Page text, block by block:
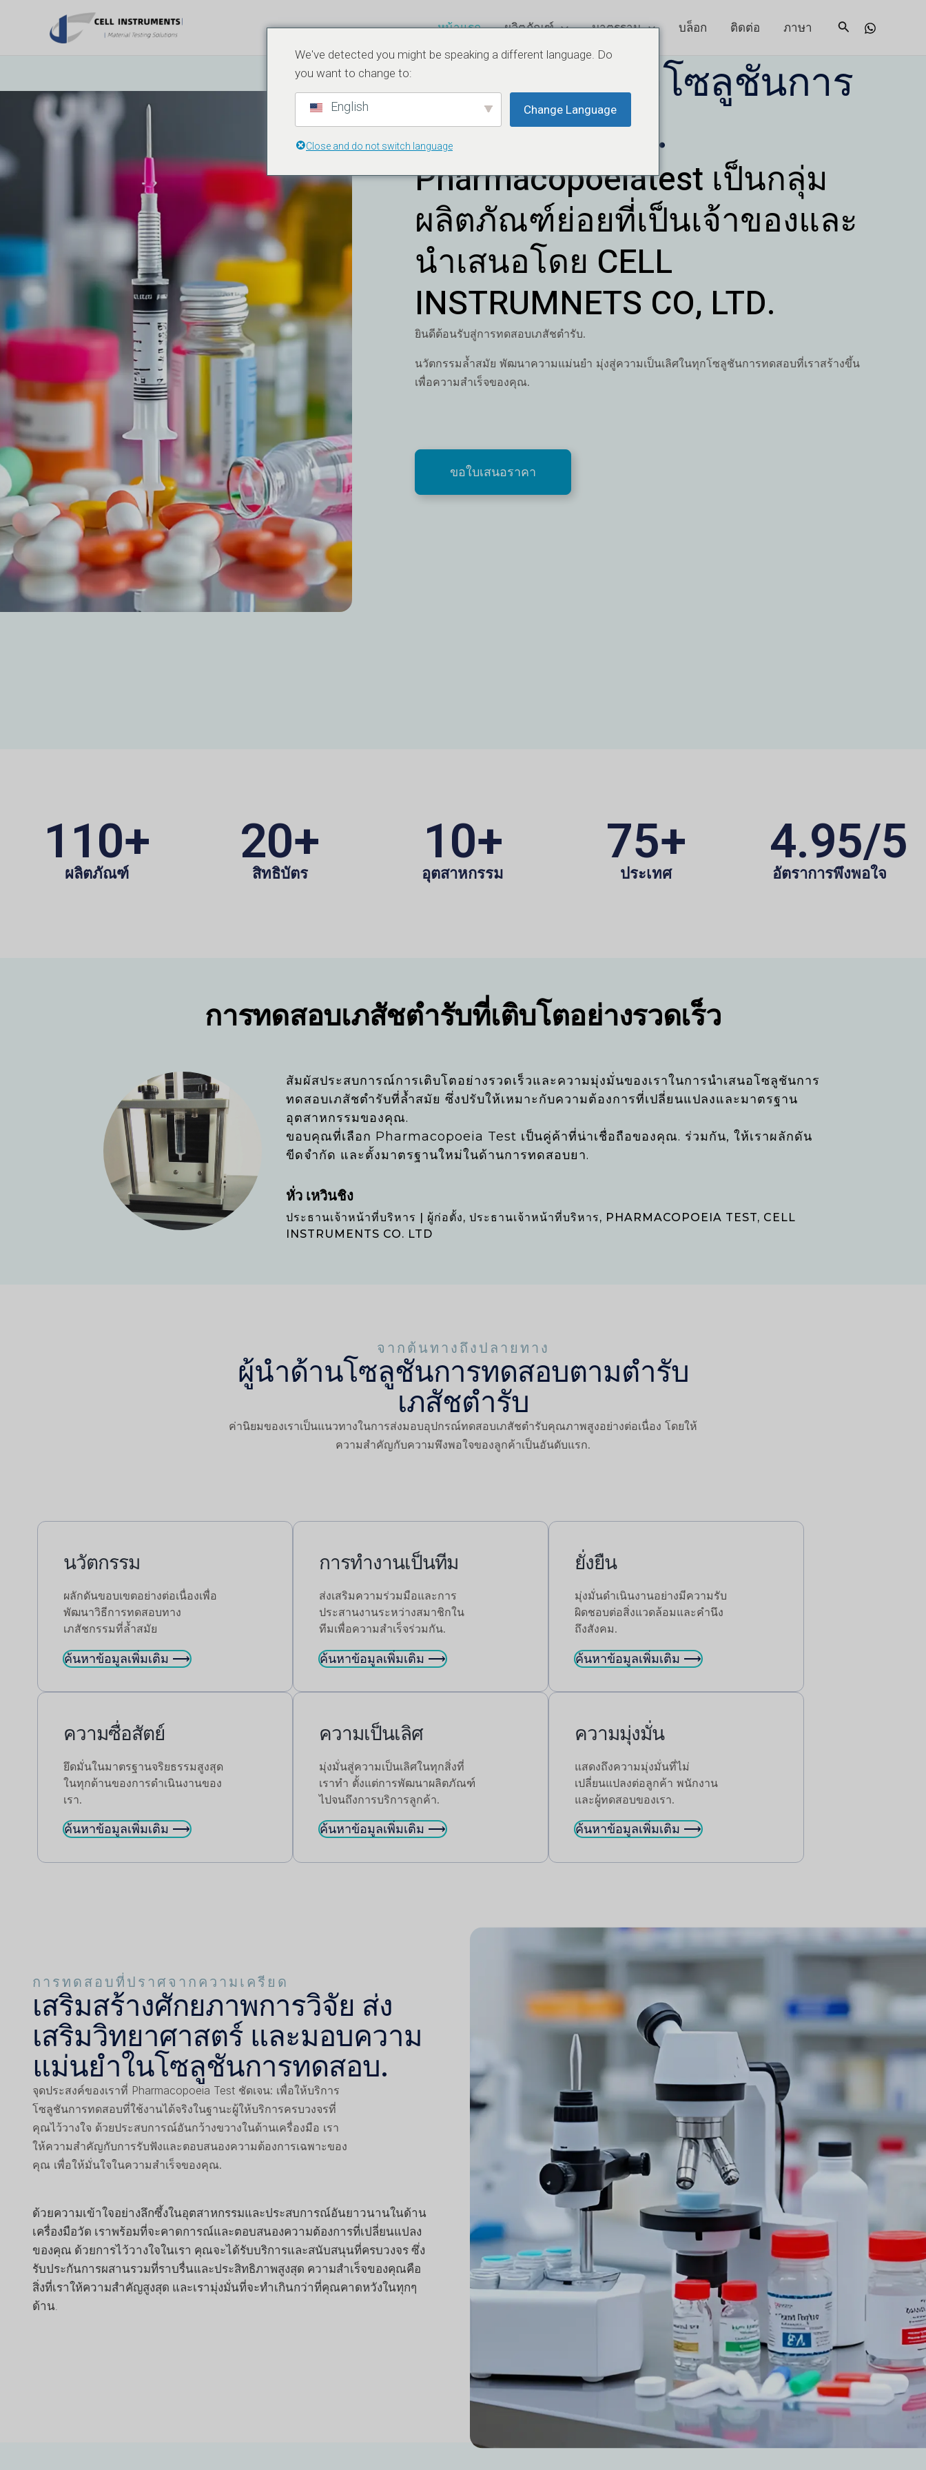
หน้าแรก ผลิตภัณฑ์ มาตรฐาน บล็อก ติดต่อ ภาษา ค้นหา
ในการแสวงหาโซลูชันการ
ทดสอบที่ดีกว่า.
Pharmacopoeiatest เป็นกลุ่ม
ผลิตภัณฑ์ย่อยที่เป็นเจ้าของและ
นำเสนอโดย CELL
INSTRUMNETS CO, LTD.
ยินดีต้อนรับสู่การทดสอบเภสัชตำรับ.
นวัตกรรมล้ำสมัย พัฒนาความแม่นยำ มุ่งสู่ความเป็นเลิศในทุกโซลูชันการทดสอบที่เราสร้างขึ้น
เพื่อความสำเร็จของคุณ.
ขอใบเสนอราคา
110+
ผลิตภัณฑ์
20+
สิทธิบัตร
10+
อุตสาหกรรม
75+
ประเทศ
4.95/5
อัตราการพึงพอใจ
การทดสอบเภสัชตำรับที่เติบโตอย่างรวดเร็ว
สัมผัสประสบการณ์การเติบโตอย่างรวดเร็วและความมุ่งมั่นของเราในการนำเสนอโซลูชันการ
ทดสอบเภสัชตำรับที่ล้ำสมัย ซึ่งปรับให้เหมาะกับความต้องการที่เปลี่ยนแปลงและมาตรฐาน
อุตสาหกรรมของคุณ.
ขอบคุณที่เลือก Pharmacopoeia Test เป็นคู่ค้าที่น่าเชื่อถือของคุณ. ร่วมกัน, ให้เราผลักดัน
ขีดจำกัด และตั้งมาตรฐานใหม่ในด้านการทดสอบยา.
หั่ว เหวินชิง
ประธานเจ้าหน้าที่บริหาร | ผู้ก่อตั้ง, ประธานเจ้าหน้าที่บริหาร, PHARMACOPOEIA TEST, CELL
INSTRUMENTS CO. LTD
จากต้นทางถึงปลายทาง
ผู้นำด้านโซลูชันการทดสอบตามตำรับ
เภสัชตำรับ
ค่านิยมของเราเป็นแนวทางในการส่งมอบอุปกรณ์ทดสอบเภสัชตำรับคุณภาพสูงอย่างต่อเนื่อง โดยให้
ความสำคัญกับความพึงพอใจของลูกค้าเป็นอันดับแรก.
นวัตกรรม
ผลักดันขอบเขตอย่างต่อเนื่องเพื่อ
พัฒนาวิธีการทดสอบทาง
เภสัชกรรมที่ล้ำสมัย
ค้นหาข้อมูลเพิ่มเติม ⟶
การทำงานเป็นทีม
ส่งเสริมความร่วมมือและการ
ประสานงานระหว่างสมาชิกใน
ทีมเพื่อความสำเร็จร่วมกัน.
ค้นหาข้อมูลเพิ่มเติม ⟶
ยั่งยืน
มุ่งมั่นดำเนินงานอย่างมีความรับ
ผิดชอบต่อสิ่งแวดล้อมและคำนึง
ถึงสังคม.
ค้นหาข้อมูลเพิ่มเติม ⟶
ความซื่อสัตย์
ยึดมั่นในมาตรฐานจริยธรรมสูงสุด
ในทุกด้านของการดำเนินงานของ
เรา.
ค้นหาข้อมูลเพิ่มเติม ⟶
ความเป็นเลิศ
มุ่งมั่นสู่ความเป็นเลิศในทุกสิ่งที่
เราทำ ตั้งแต่การพัฒนาผลิตภัณฑ์
ไปจนถึงการบริการลูกค้า.
ค้นหาข้อมูลเพิ่มเติม ⟶
ความมุ่งมั่น
แสดงถึงความมุ่งมั่นที่ไม่
เปลี่ยนแปลงต่อลูกค้า พนักงาน
และผู้ทดสอบของเรา.
ค้นหาข้อมูลเพิ่มเติม ⟶
การทดสอบที่ปราศจากความเครียด
เสริมสร้างศักยภาพการวิจัย ส่ง
เสริมวิทยาศาสตร์ และมอบความ
แม่นยำในโซลูชันการทดสอบ.
จุดประสงค์ของเราที่ Pharmacopoeia Test ชัดเจน: เพื่อให้บริการ
โซลูชันการทดสอบที่ใช้งานได้จริงในฐานะผู้ให้บริการครบวงจรที่
คุณไว้วางใจ ด้วยประสบการณ์อันกว้างขวางในด้านเครื่องมือ เรา
ให้ความสำคัญกับการรับฟังและตอบสนองความต้องการเฉพาะของ
คุณ เพื่อให้มั่นใจในความสำเร็จของคุณ.
ด้วยความเข้าใจอย่างลึกซึ้งในอุตสาหกรรมและประสบการณ์อันยาวนานในด้าน
เครื่องมือวัด เราพร้อมที่จะคาดการณ์และตอบสนองความต้องการที่เปลี่ยนแปลง
ของคุณ ด้วยการไว้วางใจในเรา คุณจะได้รับบริการและสนับสนุนที่ครบวงจร ซึ่ง
รับประกันการผสานรวมที่ราบรื่นและประสิทธิภาพสูงสุด ความสำเร็จของคุณคือ
สิ่งที่เราให้ความสำคัญสูงสุด และเรามุ่งมั่นที่จะทำเกินกว่าที่คุณคาดหวังในทุกๆ
ด้าน.
We've detected you might be speaking a different language. Do
you want to change to:
English Change Language
Close and do not switch language
UK
HE
VI